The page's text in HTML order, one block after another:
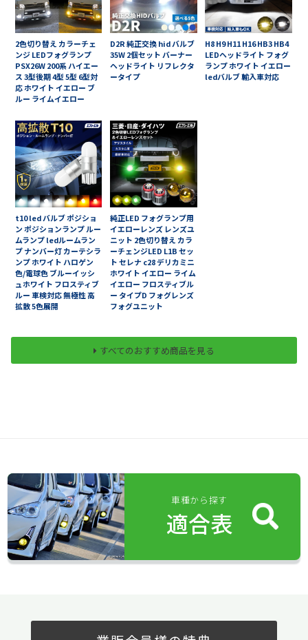
2色切り替え カラーチェ
ンジ LEDフォグランプ
PSX26W 200系 ハイエー
ス 3型後期 4型 5型 6型対
応 ホワイト イエロー ブ
ルー ライムイエロー
D2R 純正交換 hid バルブ
35W 2個セット バーナー
ヘッドライト リフレクタ
ータイプ
H8 H9 H11 H16 HB3 HB4
LEDヘッドライト フォグ
ランプ ホワイト イエロー
ledバルブ 輸入車対応
t10 led バルブ ポジショ
ン ポジションランプ ルー
ムランプ ledルームラン
プ ナンバー灯 カーテシラ
ンプ ホワイト ハロゲン
色/電球色 ブルーイッシ
ュホワイト フロスティブ
ルー 車検対応 無極性 高
拡散 5色展開
純正LED フォグランプ用
イエローレンズ レンズユ
ニット 2色切り替え カラ
ーチェンジLED L1B セッ
ト セレナ c28 デリカミニ
ホワイト イエロー ライム
イエロー フロスティブル
ー タイプD フォグレンズ
フォグユニット
すべてのおすすめ商品を見る
車種から探す
適合表